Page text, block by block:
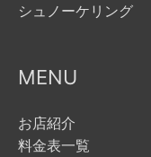
シュノーケリング
MENU
お店紹介
料金表一覧